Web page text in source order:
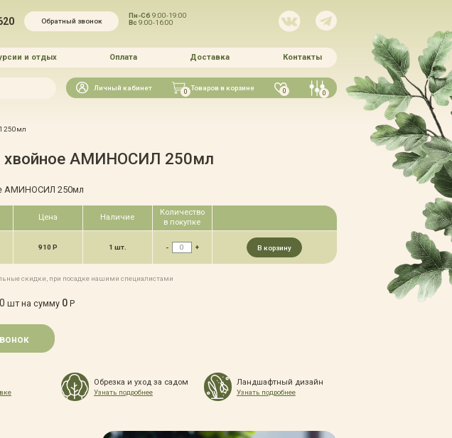
Обратный звонок
Пн-Сб9:00-19:00
Вс9:00-16:00
и отдых Оплата Доставка Контакты
Искать
Личный кабинет 0 Товаров в корзине 0 0
250мл
хвойное АМИНОСИЛ 250мл
АМИНОСИЛ 250мл
Цена Наличие
Количество
в покупке
910 Р 1 шт. - + В корзину
скидки, при посадке нашими специалистами
0 шт на сумму 0Р
Обрезка и уход за садом
Узнать подробнее
Ландшафтный дизайн
Узнать подробнее